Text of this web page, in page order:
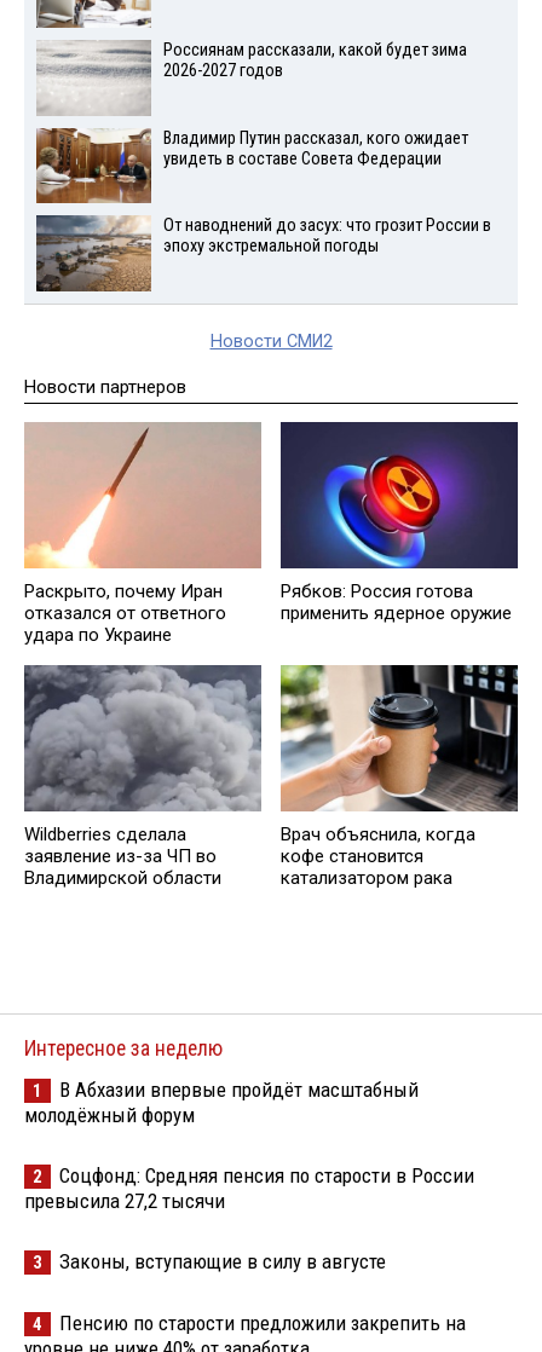
Россиянам рассказали, какой будет зима
2026-2027 годов
Владимир Путин рассказал, кого ожидает
увидеть в составе Совета Федерации
От наводнений до засух: что грозит России в
эпоху экстремальной погоды
Новости СМИ2
Новости партнеров
Раскрыто, почему Иран
отказался от ответного
удара по Украине
Рябков: Россия готова
применить ядерное оружие
Wildberries cделала
заявление из-за ЧП во
Владимирской области
Врач объяснила, когда
кофе становится
катализатором рака
Интересное за неделю
1
В Абхазии впервые пройдёт масштабный
молодёжный форум
2
Соцфонд: Средняя пенсия по старости в России
превысила 27,2 тысячи
3 Законы, вступающие в силу в августе
4
Пенсию по старости предложили закрепить на